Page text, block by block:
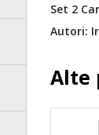
Set 2
Autori:
Alte